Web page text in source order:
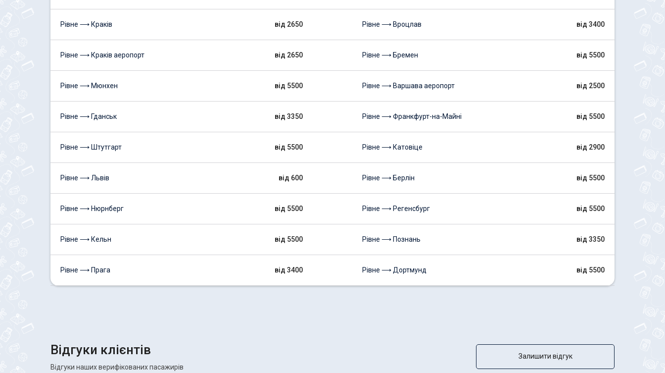
Рівне ⟶ Краків від 2650
Рівне ⟶ Краків аеропорт від 2650
Рівне ⟶ Мюнхен від 5500
Рівне ⟶ Гданськ від 3350
Рівне ⟶ Штутгарт від 5500
Рівне ⟶ Львів від 600
Рівне ⟶ Нюрнберг від 5500
Рівне ⟶ Кельн від 5500
Рівне ⟶ Прага від 3400
Рівне ⟶ Вроцлав від 3400
Рівне ⟶ Бремен від 5500
Рівне ⟶ Варшава аеропорт від 2500
Рівне ⟶ Франкфурт-на-Майні від 5500
Рівне ⟶ Катовіце від 2900
Рівне ⟶ Берлін від 5500
Рівне ⟶ Регенсбург від 5500
Рівне ⟶ Познань від 3350
Рівне ⟶ Дортмунд від 5500
Відгуки клієнтів
Відгуки наших верифікованих пасажирів
Залишити відгук